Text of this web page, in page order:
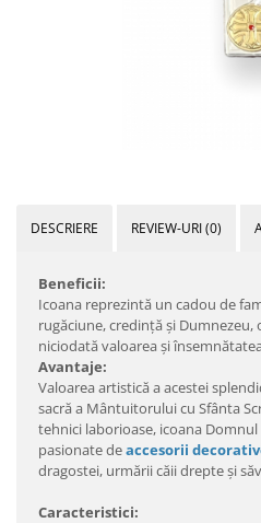
DESCRIERE REVIEW-URI(0)
Beneficii:
Icoana reprezintă un cadou de
rugăciune, credinţă şi
niciodată valoarea şi
Avantaje:
Valoarea artistică a acestei
sacră a Mântuitorului cu Sfânta
tehnici laborioase, icoana
pasionate deaccesorii
dragostei, urmării căii drepte şi
Caracteristici: